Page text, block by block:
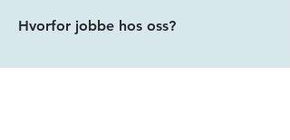
Hvorfor jobbe hos oss?